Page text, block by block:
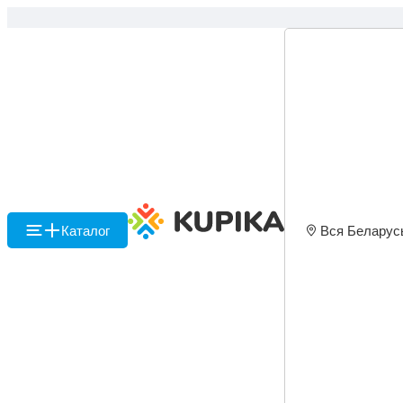
Каталог Вся